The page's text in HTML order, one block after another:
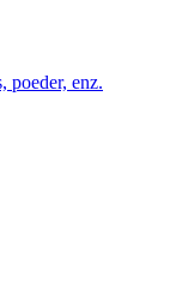
poeder, enz.